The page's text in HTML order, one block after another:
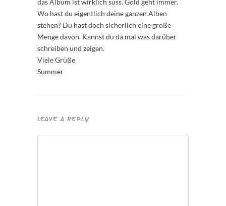
das Album ist wirklich süss. Gold geht immer.
Wo hast du eigentlich deine ganzen Alben
stehen? Du hast doch sicherlich eine große
Menge davon. Kannst du da mal was darüber
schreiben und zeigen.
Viele Grüße
Summer
LEAVE A REPLY